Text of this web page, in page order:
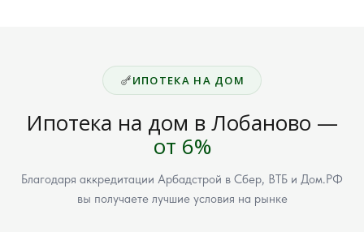
ИПОТЕКА НА ДОМ
Ипотека на дом в Лобаново —
от 6%
Благодаря аккредитации Арбадстрой в Сбер, ВТБ и Дом.РФ
вы получаете лучшие условия на рынке